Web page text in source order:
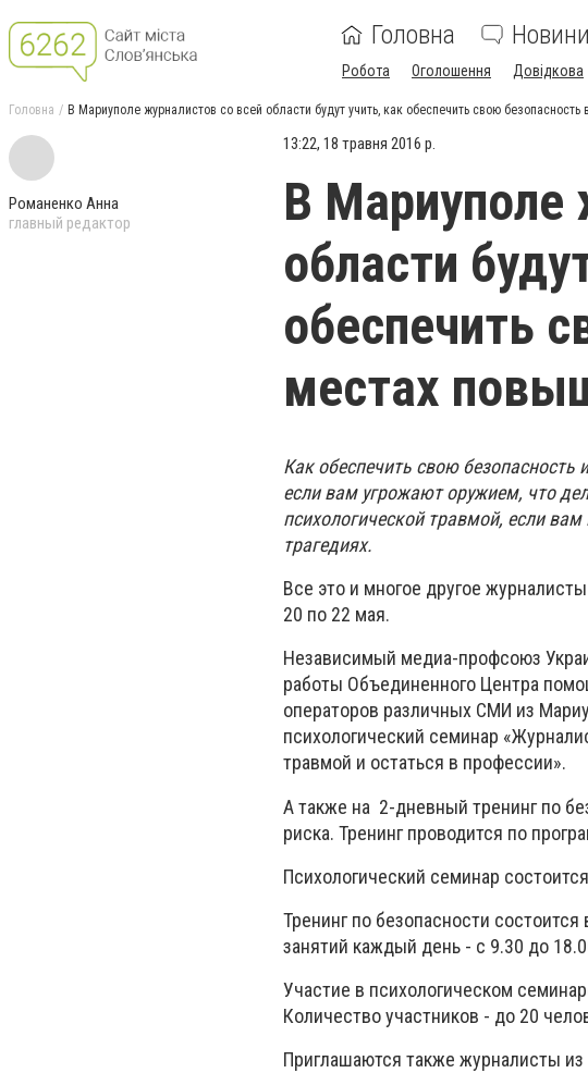
Головна Новини
Робота Оголошення Довідкова
Головна В Мариуполе журналистов со всей области будут учить, как обеспечить свою
Романенко Анна
главный редактор
13:22, 18 травня 2016 р.
В Мариуполе
области
обеспечить
местах
Как обеспечить свою безопасность
если вам угрожают оружием, что
психологической травмой, если
трагедиях.
Все это и многое другое
20 по 22 мая.
Независимый медиа-профсоюз
работы Объединенного Центра
операторов различных СМИ из
психологический семинар
травмой и остаться в профессии».
А также на 2-дневный тренинг по
риска. Тренинг проводится по
Психологический семинар
Тренинг по безопасности
занятий каждый день - с 9.30 до
Участие в психологическом
Количество участников - до 20
Приглашаются также журналисты